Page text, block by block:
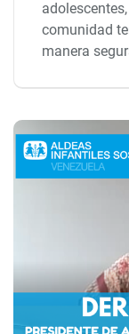
comunidad
manera